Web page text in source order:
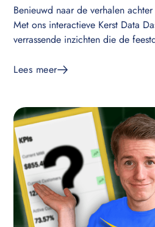
Benieuwd naar de verhalen
Met ons interactieve Kerst Data
verrassende inzichten die de
Lees meer